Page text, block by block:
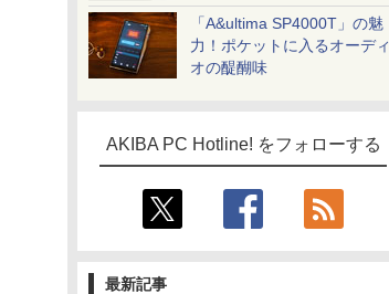
「A&ultima SP4000T」の魅
力！ポケットに入るオーディ
オの醍醐味
AKIBA PC Hotline! をフォローする
最新記事